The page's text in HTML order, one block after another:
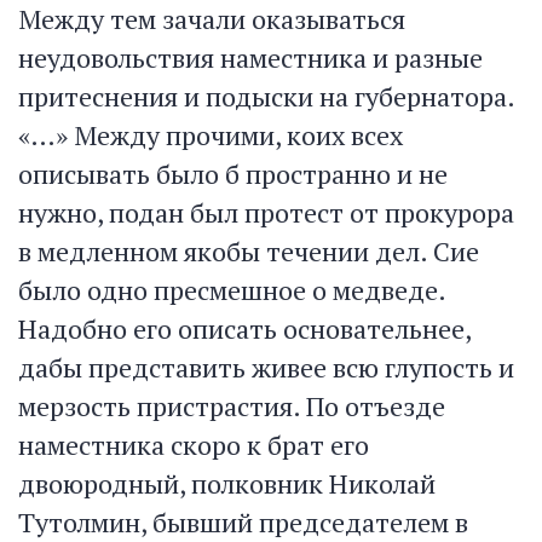
Между тем зачали оказываться
неудовольствия наместника и разные
притеснения и подыски на губернатора.
«…» Между прочими, коих всех
описывать было б пространно и не
нужно, подан был протест от прокурора
в медленном якобы течении дел. Сие
было одно пресмешное о медведе.
Надобно его описать основательнее,
дабы представить живее всю глупость и
мерзость пристрастия. По отъезде
наместника скоро к брат его
двоюродный, полковник Николай
Тутолмин, бывший председателем в